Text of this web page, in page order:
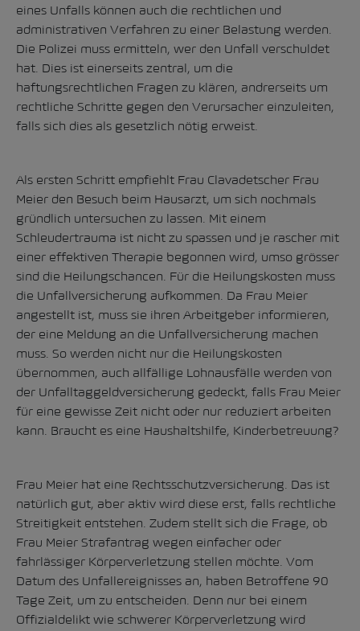
eines Unfalls können auch die rechtlichen und
administrativen Verfahren zu einer Belastung werden.
Die Polizei muss ermitteln, wer den Unfall verschuldet
hat. Dies ist einerseits zentral, um die
haftungsrechtlichen Fragen zu klären, andrerseits um
rechtliche Schritte gegen den Verursacher einzuleiten,
falls sich dies als gesetzlich nötig erweist.
Als ersten Schritt empfiehlt Frau Clavadetscher Frau
Meier den Besuch beim Hausarzt, um sich nochmals
gründlich untersuchen zu lassen. Mit einem
Schleudertrauma ist nicht zu spassen und je rascher mit
einer effektiven Therapie begonnen wird, umso grösser
sind die Heilungschancen. Für die Heilungskosten muss
die Unfallversicherung aufkommen. Da Frau Meier
angestellt ist, muss sie ihren Arbeitgeber informieren,
der eine Meldung an die Unfallversicherung machen
muss. So werden nicht nur die Heilungskosten
übernommen, auch allfällige Lohnausfälle werden von
der Unfalltaggeldversicherung gedeckt, falls Frau Meier
für eine gewisse Zeit nicht oder nur reduziert arbeiten
kann. Braucht es eine Haushaltshilfe, Kinderbetreuung?
Frau Meier hat eine Rechtsschutzversicherung. Das ist
natürlich gut, aber aktiv wird diese erst, falls rechtliche
Streitigkeit entstehen. Zudem stellt sich die Frage, ob
Frau Meier Strafantrag wegen einfacher oder
fahrlässiger Körperverletzung stellen möchte. Vom
Datum des Unfallereignisses an, haben Betroffene 90
Tage Zeit, um zu entscheiden. Denn nur bei einem
Offizialdelikt wie schwerer Körperverletzung wird